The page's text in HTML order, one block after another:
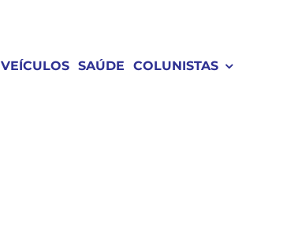
VEÍCULOS SAÚDE COLUNISTAS